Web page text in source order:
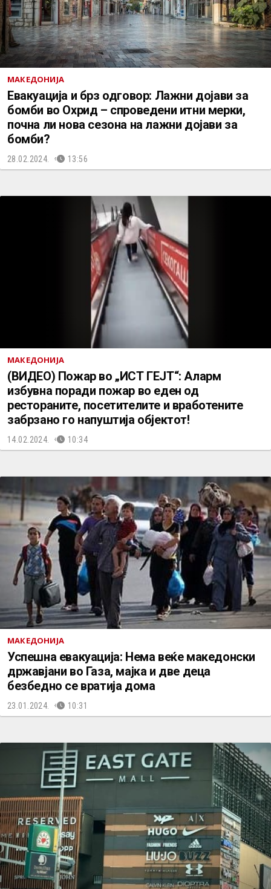
МАКЕДОНИЈА
Евакуација и брз одговор: Лажни дојави за
бомби во Охрид – спроведени итни мерки,
почна ли нова сезона на лажни дојави за
бомби?
28.02.2024. 13:56
МАКЕДОНИЈА
(ВИДЕО) Пожар во „ИСТ ГЕЈТ“: Аларм
избувна поради пожар во еден од
рестораните, посетителите и вработените
забрзано го напуштија објектот!
14.02.2024. 10:34
МАКЕДОНИЈА
Успешна евакуација: Нема веќе македонски
државјани во Газа, мајка и две деца
безбедно се вратија дома
23.01.2024. 10:31